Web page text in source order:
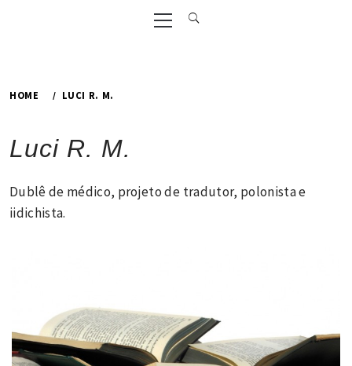
Primary
Menu
HOME LUCI R. M.
Luci R. M.
Dublê de médico, projeto de tradutor, polonista e
iidichista.